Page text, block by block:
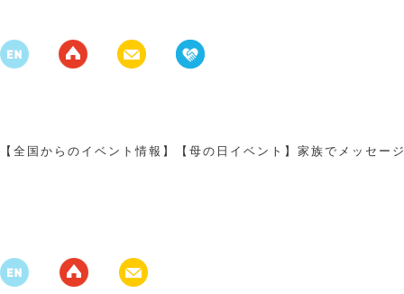
【全国からのイベント情報】【母の日イベント】家族でメッセー